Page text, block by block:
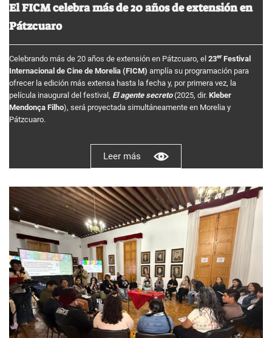
El FICM celebra más de 20 años de extensión en
Pátzcuaro
Celebrando más de 20 años de extensión en Pátzcuaro, el 23erFestival
Internacional de Cine de Morelia (FICM) amplía su programación para
ofrecer la edición más extensa hasta la fecha y, por primera vez, la
película inaugural del festival, El agente secreto(2025, dir. Kleber
Mendonça Filho), será proyectada simultáneamente en Morelia y
Pátzcuaro.
Leer más